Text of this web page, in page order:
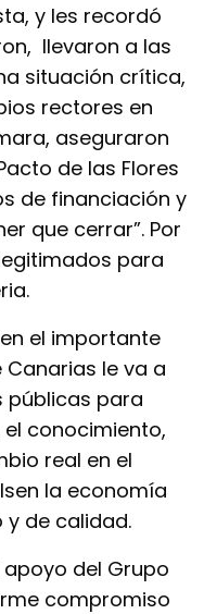
y les recordó
llevaron a las
situación crítica,
rectores en
aseguraron
de las Flores
de financiación y
que cerrar”. Por
para
el importante
le va a
públicas para
conocimiento,
real en el
la economía
de calidad.
del Grupo
compromiso